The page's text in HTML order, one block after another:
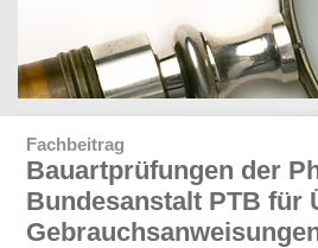
Fachbeitrag
Bauartprüfungen der
Bundesanstalt PTB für